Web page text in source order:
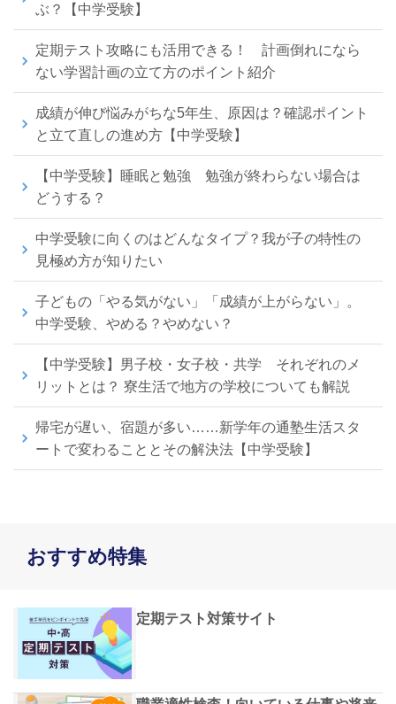
ぶ？【中学受験】
定期テスト攻略にも活用できる！ 計画倒れになら
ない学習計画の立て方のポイント紹介
成績が伸び悩みがちな5年生、原因は？確認ポイント
と立て直しの進め方【中学受験】
【中学受験】睡眠と勉強 勉強が終わらない場合は
どうする？
中学受験に向くのはどんなタイプ？我が子の特性の
見極め方が知りたい
子どもの「やる気がない」「成績が上がらない」。
中学受験、やめる？やめない？
【中学受験】男子校・女子校・共学 それぞれのメ
リットとは？ 寮生活で地方の学校についても解説
帰宅が遅い、宿題が多い……新学年の通塾生活スタ
ートで変わることとその解決法【中学受験】
おすすめ特集
定期テスト対策サイト